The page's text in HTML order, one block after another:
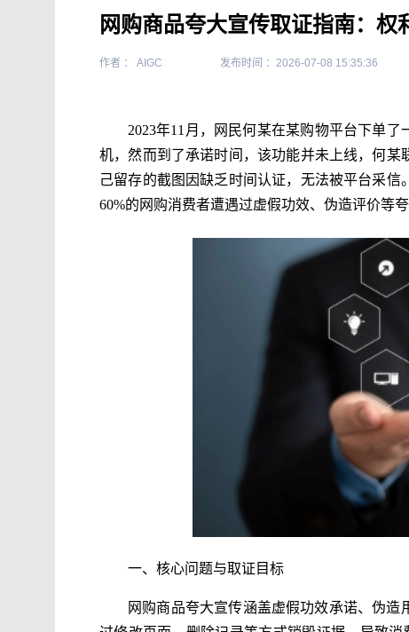
网购商品夸大宣传取证指南：
作者 ： AIGC 发布时间 ：2026-07-08 15:35:36
2023年11月，网民何某在某购物平台下单了
机，然而到了承诺时间，该功能并未上线，何
己留存的截图因缺乏时间认证，无法被平台采
60%的网购消费者遭遇过虚假功效、伪造评价等
一、核心问题与取证目标
网购商品夸大宣传涵盖虚假功效承诺、伪